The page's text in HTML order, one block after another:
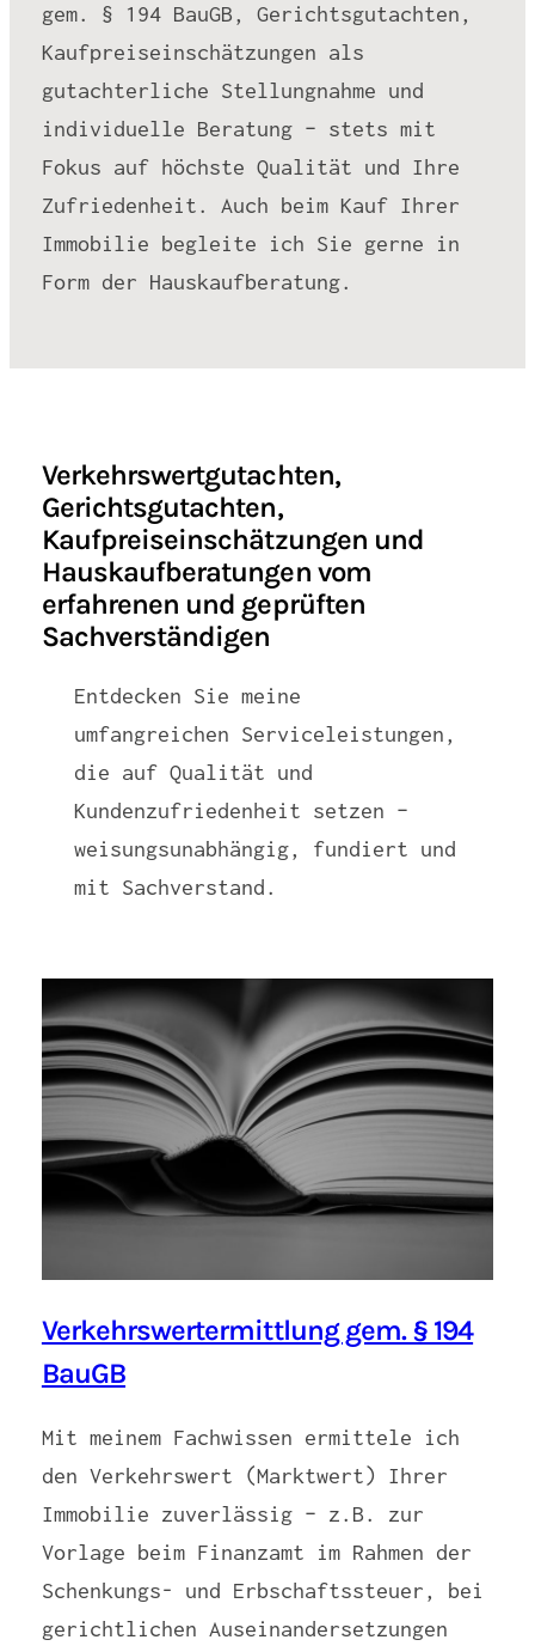
gem. § 194 BauGB, Gerichtsgutachten,
Kaufpreiseinschätzungen als
gutachterliche Stellungnahme und
individuelle Beratung – stets mit
Fokus auf höchste Qualität und Ihre
Zufriedenheit. Auch beim Kauf Ihrer
Immobilie begleite ich Sie gerne in
Form der Hauskaufberatung.
Verkehrswertgutachten,
Gerichtsgutachten,
Kaufpreiseinschätzungen und
Hauskaufberatungen vom
erfahrenen und geprüften
Sachverständigen
Entdecken Sie meine
umfangreichen Serviceleistungen,
die auf Qualität und
Kundenzufriedenheit setzen –
weisungsunabhängig, fundiert und
mit Sachverstand.
Verkehrswertermittlung gem. § 194
BauGB
Mit meinem Fachwissen ermittele ich
den Verkehrswert (Marktwert) Ihrer
Immobilie zuverlässig – z.B. zur
Vorlage beim Finanzamt im Rahmen der
Schenkungs- und Erbschaftssteuer, bei
gerichtlichen Auseinandersetzungen